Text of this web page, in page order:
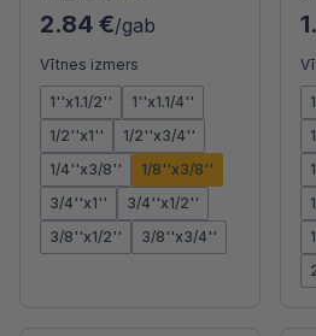
2.84 €/gab
Vītnes izmers
1''x1.1/2''
1''x1.1/4''
1/2''x1''
1/2''x3/4''
1/4''x3/8''
1/8''x3/8''
3/4''x1''
3/4''x1/2''
3/8''x1/2''
3/8''x3/4''